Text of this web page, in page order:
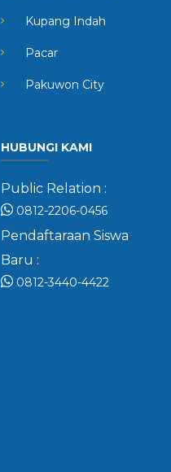
Kupang Indah
Pacar
Pakuwon City
HUBUNGI KAMI
Public Relation :
0812-2206-0456
Pendaftaraan Siswa
Baru :
0812-3440-4422